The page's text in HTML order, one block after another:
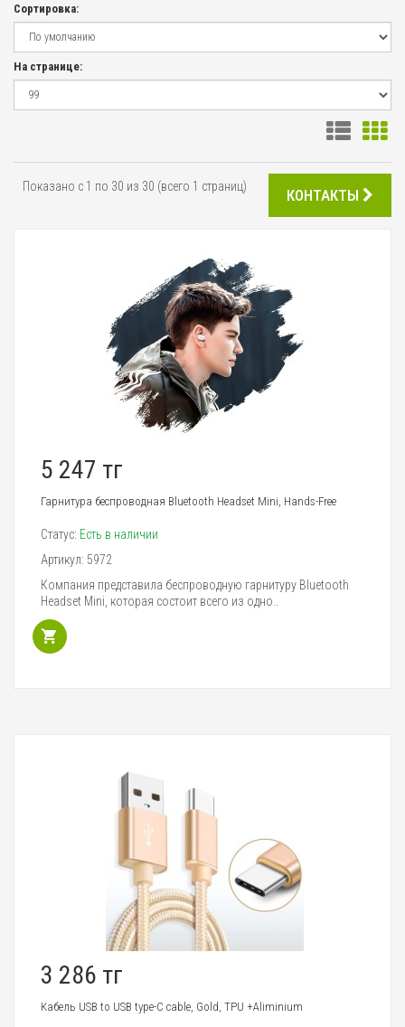
Сортировка:
На странице:
Показано с 1 по 30 из 30 (всего 1 страниц) КОНТАКТЫ
5 247 тг
Гарнитура беспроводная Bluetooth Headset Mini, Hands-Free
Статус: Есть в наличии
Артикул: 5972
Компания представила беспроводную гарнитуру Bluetooth
Headset Mini, которая состоит всего из одно..
3 286 тг
Кабель USB to USB type-C cable, Gold, TPU +Aliminium